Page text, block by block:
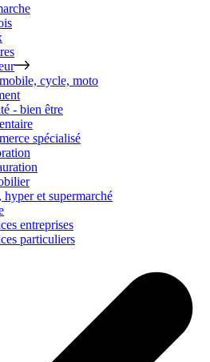
cycle, moto
- bien être
spécialisé
et supermarché
entreprises
particuliers